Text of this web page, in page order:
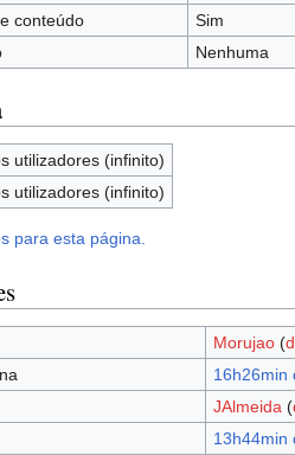
conteúdo
Sim
Nenhuma
utilizadores (infinito)
utilizadores (infinito)
para esta página.
Morujao (
16h26min
JAlmeida (
13h44min